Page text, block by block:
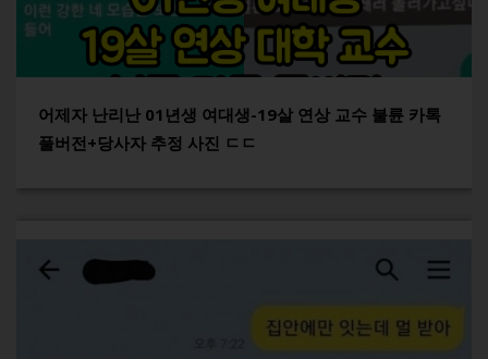
어제자 난리난 01년생 여대생-19살 연상 교수 불륜 카톡
풀버전+당사자 추정 사진 ㄷㄷ